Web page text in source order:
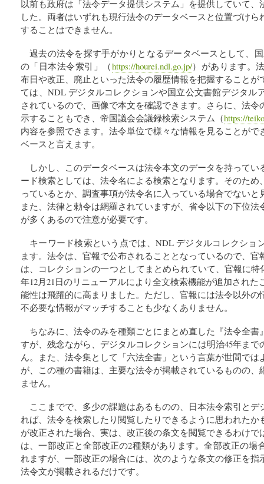
以前も政府は「法令データ提供システム」を提供していて
した。両者はいずれも現行法令のデータベースと位置づけ
することはできません。
過去の法令を探す手がかりとなるデータベースとして、
の「日本法令索引」（https://hourei.ndl.go.jp/）があります。
布日や改正、廃止といった法令の履歴情報を把握することが
ては、NDL デジタルコレクションや国立公文書館デジタル
されているので、画像で本文を確認できます。さらに、法
示することもでき、帝国議会会議録検索システム（https://
内容を参照できます。法令単位で様々な情報を見ることが
ベースと言えます。
しかし、このデータベースは法令本文のデータを持って
ード検索としては、法令名による検索となります。そのた
っているとか、調査事項が法令名に入っている場合でない
また、法律と勅令は網羅されていますが、省令以下の下位
が多くあるので注意が必要です。
キーワード検索という点では、NDL デジタルコレクショ
ます。法令は、官報で公布されることとなっているので、
は、コレクションの一つとしてまとめられていて、官報に特
年12月21日のリニューアルにより全文検索機能が追加され
能性は飛躍的に高まりました。ただし、官報には法令以外の
不必要な情報がマッチすることも少なくありません。
ちなみに、法令のみを種類ごとにまとめ直した『法令全
すが、残念ながら、デジタルコレクションには明治45年ま
ん。また、法令集として「六法全書」という言葉が世間で
が、この種の書籍は、主要な法令が掲載されているものの
ません。
ここまでで、多少の課題はあるものの、日本法令索引と
れば、法令を検索したり閲覧したりできるように思われた
が改正された場合、実は、改正後の条文を閲覧できるわけ
は、一部改正と全部改正の2種類があります。全部改正の場
れますが、一部改正の場合には、次のような条文の修正を
法令文が掲載されるだけです。